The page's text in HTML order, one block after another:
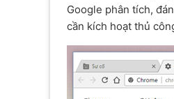
Google phân tích,
cần kích hoạt thủ